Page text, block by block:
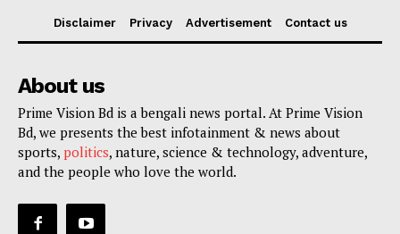
Disclaimer Privacy Advertisement Contact us
About us
Prime Vision Bd is a bengali news portal. At Prime Vision
Bd, we presents the best infotainment & news about
sports, politics, nature, science & technology, adventure,
and the people who love the world.